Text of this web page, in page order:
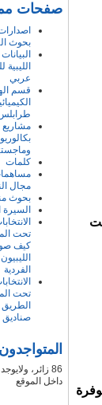
صفحات
بحوث
عربي
قسم
مشاريع
كلمات
مجال
بحوث
السيرة
كيف
الفردية
صناديق
86 زائر،
داخل الموقع